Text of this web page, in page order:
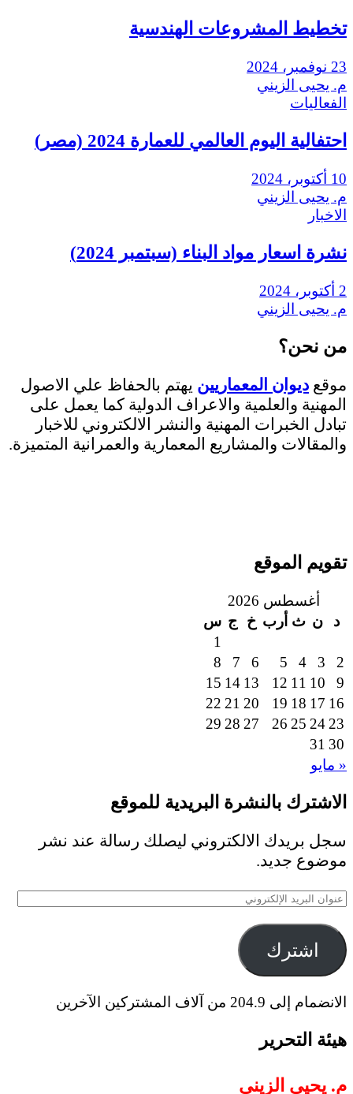
تخطيط المشروعات الهندسية
23 نوفمبر، 2024
م. يحيى الزيني
الفعاليات
احتفالية اليوم العالمي للعمارة 2024 (مصر)
10 أكتوبر، 2024
م. يحيى الزيني
الاخبار
نشرة اسعار مواد البناء (سبتمبر 2024)
2 أكتوبر، 2024
م. يحيى الزيني
من نحن؟
موقع ديوان المعماريين يهتم بالحفاظ علي الاصول
المهنية والعلمية والاعراف الدولية كما يعمل على
تبادل الخبرات المهنية والنشر الالكتروني للاخبار
والمقالات والمشاريع المعمارية والعمرانية المتميزة.
تقويم الموقع
أغسطس 2026
د
ن ث أرب خ ج س
1
2
3
4
5
6
7
8
9
10
11
12
13
14
15
16
17
18
19
20
21
22
23
24
25
26
27
28
29
30
31
« مايو
الاشترك بالنشرة البريدية للموقع
سجل بريدك الالكتروني ليصلك رسالة عند نشر
موضوع جديد.
عنوان
الإلكتروني
اشترك
الانضمام إلى 204.9 من آلاف المشتركين الآخرين
هيئة التحرير
م. يحيى الزيني